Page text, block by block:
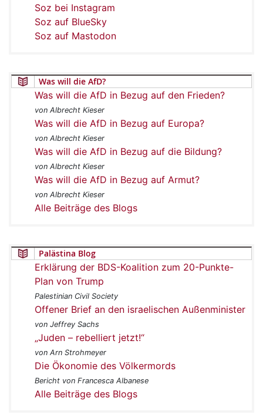
Soz bei Instagram
Soz auf BlueSky
Soz auf Mastodon
Was will die AfD?
Was will die AfD in Bezug auf den Frieden?
von Albrecht Kieser
Was will die AfD in Bezug auf Europa?
von Albrecht Kieser
Was will die AfD in Bezug auf die Bildung?
von Albrecht Kieser
Was will die AfD in Bezug auf Armut?
von Albrecht Kieser
Alle Beiträge des Blogs
Palästina Blog
Erklärung der BDS-Koalition zum 20-Punkte-
Plan von Trump
Palestinian Civil Society
Offener Brief an den israelischen Außenminister
von Jeffrey Sachs
„Juden – rebelliert jetzt!“
von Arn Strohmeyer
Die Ökonomie des Völkermords
Bericht von Francesca Albanese
Alle Beiträge des Blogs